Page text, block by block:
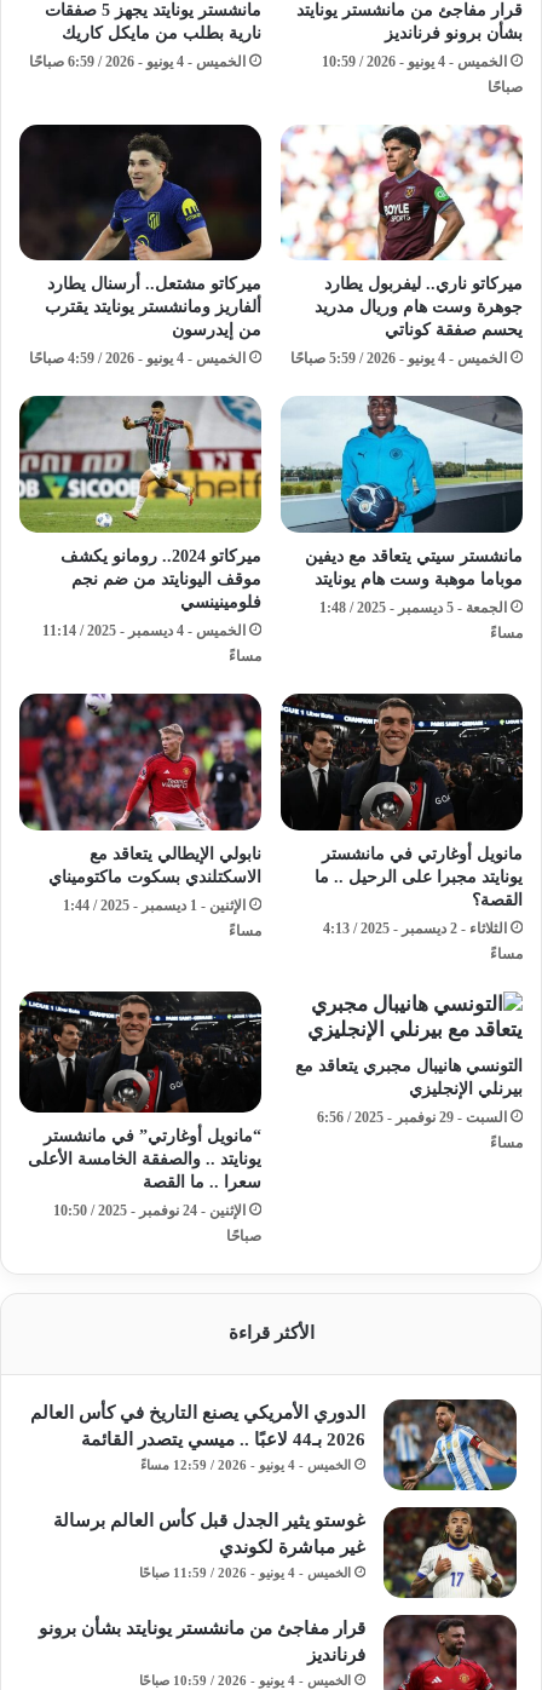
قرار مفاجئ من مانشستر يونايتد
بشأن برونو فرنانديز
الخميس - 4 يونيو - 2026 / 10:59
صباحًا
مانشستر يونايتد يجهز 5 صفقات
نارية بطلب من مايكل كاريك
الخميس - 4 يونيو - 2026 / 6:59 صباحًا
ميركاتو ناري.. ليفربول يطارد
جوهرة وست هام وريال مدريد
يحسم صفقة كوناتي
الخميس - 4 يونيو - 2026 / 5:59 صباحًا
ميركاتو مشتعل.. أرسنال يطارد
ألفاريز ومانشستر يونايتد يقترب
من إيدرسون
الخميس - 4 يونيو - 2026 / 4:59 صباحًا
مانشستر سيتي يتعاقد مع ديفين
موباما موهبة وست هام يونايتد
الجمعة - 5 ديسمبر - 2025 / 1:48
مساءً
ميركاتو 2024.. رومانو يكشف
موقف اليونايتد من ضم نجم
فلومينينسي
الخميس - 4 ديسمبر - 2025 / 11:14
مساءً
مانويل أوغارتي في مانشستر
يونايتد مجبرا على الرحيل .. ما
القصة؟
الثلاثاء - 2 ديسمبر - 2025 / 4:13
مساءً
نابولي الإيطالي يتعاقد مع
الاسكتلندي بسكوت ماكتوميناي
الإثنين - 1 ديسمبر - 2025 / 1:44
مساءً
التونسي هانيبال مجبري يتعاقد مع
بيرنلي الإنجليزي
السبت - 29 نوفمبر - 2025 / 6:56
مساءً
“مانويل أوغارتي” في مانشستر
يونايتد .. والصفقة الخامسة الأعلى
سعرا .. ما القصة
الإثنين - 24 نوفمبر - 2025 / 10:50
صباحًا
الأكثر قراءة
الدوري الأمريكي يصنع التاريخ في كأس العالم
2026 بـ44 لاعبًا .. ميسي يتصدر القائمة
الخميس - 4 يونيو - 2026 / 12:59 مساءً
غوستو يثير الجدل قبل كأس العالم برسالة
غير مباشرة لكوندي
الخميس - 4 يونيو - 2026 / 11:59 صباحًا
قرار مفاجئ من مانشستر يونايتد بشأن برونو
فرنانديز
الخميس - 4 يونيو - 2026 / 10:59 صباحًا